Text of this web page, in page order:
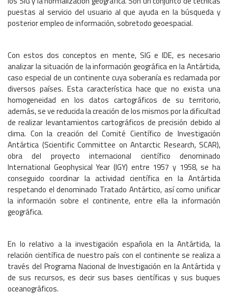
puestas al servicio del usuario al que ayuda en la búsqueda y
posterior empleo de información, sobretodo geoespacial.
Con estos dos conceptos en mente, SIG e IDE, es necesario
analizar la situación de la información geográfica en la Antártida,
caso especial de un continente cuya soberanía es reclamada por
diversos países. Esta característica hace que no exista una
homogeneidad en los datos cartográficos de su territorio,
además, se ve reducida la creación de los mismos por la dificultad
de realizar levantamientos cartográficos de precisión debido al
clima. Con la creación del Comité Científico de Investigación
Antártica (Scientific Committee on Antarctic Research, SCAR),
obra del proyecto internacional científico denominado
International Geophysical Year (IGY) entre 1957 y 1958, se ha
conseguido coordinar la actividad científica en la Antártida
respetando el denominado Tratado Antártico, así como unificar
la información sobre el continente, entre ella la información
geográfica.
En lo relativo a la investigación española en la Antártida, la
relación científica de nuestro país con el continente se realiza a
través del Programa Nacional de Investigación en la Antártida y
de sus recursos, es decir sus bases científicas y sus buques
oceanográficos.